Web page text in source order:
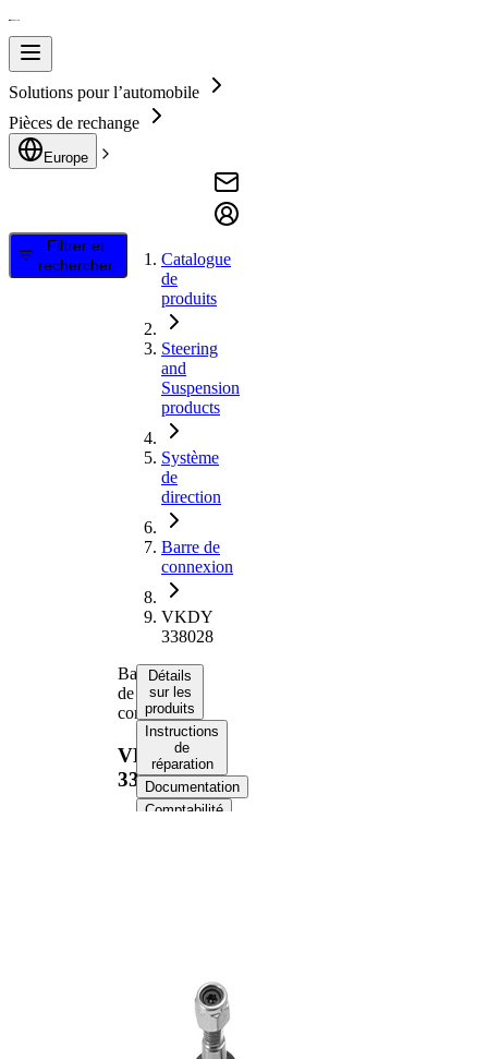
Solutions pour l’automobile
Pièces de rechange
Europe
Filtrer et
rechercher
Catalogue
de
produits
Steering
and
Suspension
products
Système
de
direction
Barre de
connexion
VKDY
338028
Barre
de
connexion
VKDY
338028
Détails
sur les
produits
Instructions
de
réparation
Documentation
Comptabilité
complémentaire/Info
complémentaire
Numéro d'article en